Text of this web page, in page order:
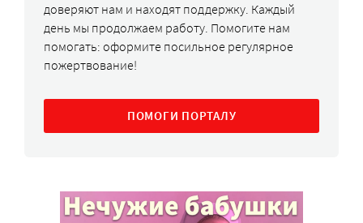
доверяют нам и находят поддержку. Каждый
день мы продолжаем работу. Помогите нам
помогать: оформите посильное регулярное
пожертвование!
ПОМОГИ ПОРТАЛУ